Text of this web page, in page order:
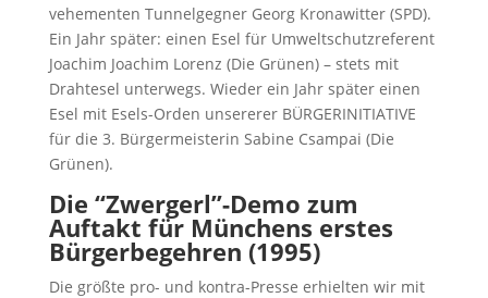
vehementen Tunnelgegner Georg Kronawitter (SPD).
Ein Jahr später: einen Esel für Umweltschutzreferent
Joachim Joachim Lorenz (Die Grünen) – stets mit
Drahtesel unterwegs. Wieder ein Jahr später einen
Esel mit Esels-Orden unsererer BÜRGERINITIATIVE
für die 3. Bürgermeisterin Sabine Csampai (Die
Grünen).
Die “Zwergerl”-Demo zum
Auftakt für Münchens erstes
Bürgerbegehren (1995)
Die größte pro- und kontra-Presse erhielten wir mit